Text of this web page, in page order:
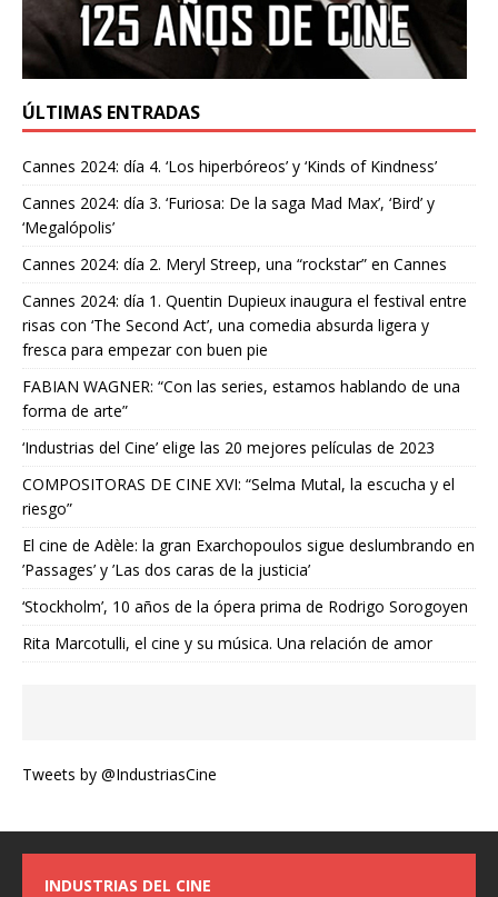
ÚLTIMAS ENTRADAS
Cannes 2024: día 4. ‘Los hiperbóreos’ y ‘Kinds of Kindness’
Cannes 2024: día 3. ‘Furiosa: De la saga Mad Max’, ‘Bird’ y
‘Megalópolis’
Cannes 2024: día 2. Meryl Streep, una “rockstar” en Cannes
Cannes 2024: día 1. Quentin Dupieux inaugura el festival entre
risas con ‘The Second Act’, una comedia absurda ligera y
fresca para empezar con buen pie
FABIAN WAGNER: “Con las series, estamos hablando de una
forma de arte”
‘Industrias del Cine’ elige las 20 mejores películas de 2023
COMPOSITORAS DE CINE XVI: “Selma Mutal, la escucha y el
riesgo”
El cine de Adèle: la gran Exarchopoulos sigue deslumbrando en
’Passages’ y ’Las dos caras de la justicia’
‘Stockholm’, 10 años de la ópera prima de Rodrigo Sorogoyen
Rita Marcotulli, el cine y su música. Una relación de amor
Tweets by @IndustriasCine
INDUSTRIAS DEL CINE